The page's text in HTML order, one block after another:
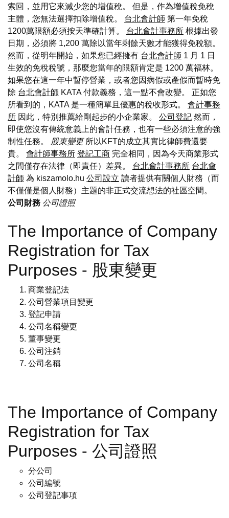
索回，並用它來減少您的增值稅。 但是，作為增值稅免稅
主體，您無法選擇扣除增值稅。 台北會計師 第一年免稅
1200萬限額必須按天準確計算。 台北會計事務所 根據出發
日期，必須將 1,200 萬除以當年剩餘天數才能獲得免稅額。
然而，從明年開始，如果您已經擁有 台北會計師 1 月 1 日
生效的免稅稅號，那麼您當年的限額肯定是 1200 萬福林。
如果您在這一年中暫停營業，或者您因病假或產假而暫時免
除 台北會計師 KATA 付款義務，這一點不會改變。 正如您
所看到的，KATA 是一種簡單且優惠的稅收形式。 會計事務
所 因此，特別推薦給剛起步的小企業家。 公司登記 然而，
即使您沒有傳統意義上的會計任務，也有一些必須注意的強
制性任務。
股東變更所以KFT的成立其實比律師費還要
貴。 會計師事務所 登記工商 完全相同，因為今天商業形式
之間僅存在法律（即責任）差異。 台北會計事務所 台北會
計師 為 kiszamolo.hu 公司設立 讀者提供有關個人財務（而
不僅僅是個人財務）主題的非正式交流想法的社區空間。
公司財務 公司證照
The Importance of Company
Registration for Tax
Purposes - 股東變更
商業登記法
公司營業項目變更
登記申請
公司名稱變更
董事變更
公司注銷
公司名稱
The Importance of Company
Registration for Tax
Purposes - 公司證照
分公司
公司編號
公司登記事項